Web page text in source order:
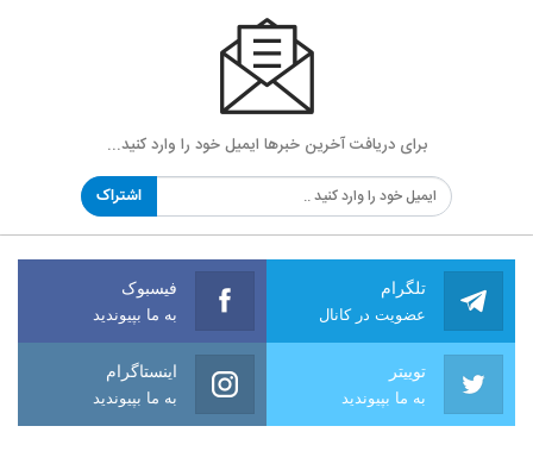
برای دریافت آخرین خبرها ایمیل خود را وارد کنید...
اشتراک
تلگرام
عضویت در کانال
فیسبوک
به ما بپیوندید
توییتر
به ما بپیوندید
اینستاگرام
به ما بپیوندید